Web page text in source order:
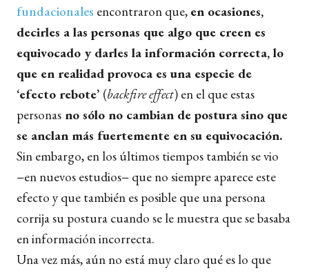
fundacionales encontraron que, en ocasiones,
decirles a las personas que algo que creen es
equivocado y darles la información correcta, lo
que en realidad provoca es una especie de
‘efecto rebote’ (backfire effect) en el que estas
personas no sólo no cambian de postura sino que
se anclan más fuertemente en su equivocación.
Sin embargo, en los últimos tiempos también se vio
−en nuevos estudios− que no siempre aparece este
efecto y que también es posible que una persona
corrija su postura cuando se le muestra que se basaba
en información incorrecta.
Una vez más, aún no está muy claro qué es lo que